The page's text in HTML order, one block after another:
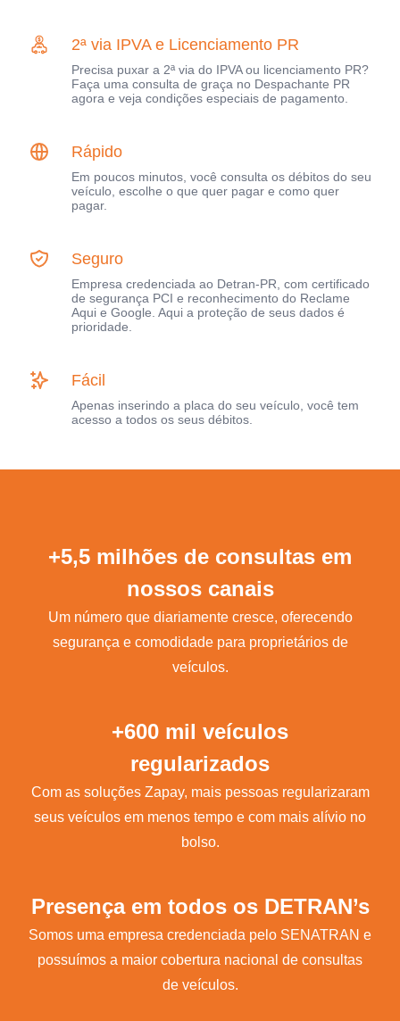
2ª via IPVA e Licenciamento PR
Precisa puxar a 2ª via do IPVA ou licenciamento PR?
Faça uma consulta de graça no Despachante PR
agora e veja condições especiais de pagamento.
Rápido
Em poucos minutos, você consulta os débitos do seu
veículo, escolhe o que quer pagar e como quer
pagar.
Seguro
Empresa credenciada ao Detran-PR, com certificado
de segurança PCI e reconhecimento do Reclame
Aqui e Google. Aqui a proteção de seus dados é
prioridade.
Fácil
Apenas inserindo a placa do seu veículo, você tem
acesso a todos os seus débitos.
+5,5 milhões de consultas em
nossos canais
Um número que diariamente cresce, oferecendo
segurança e comodidade para proprietários de
veículos.
+600 mil veículos
regularizados
Com as soluções Zapay, mais pessoas regularizaram
seus veículos em menos tempo e com mais alívio no
bolso.
Presença em todos os DETRAN’s
Somos uma empresa credenciada pelo SENATRAN e
possuímos a maior cobertura nacional de consultas
de veículos.